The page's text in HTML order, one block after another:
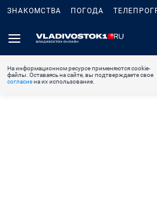
ЗНАКОМСТВА ПОГОДА
На информационном ресурсе применяются cookie-
файлы. Оставаясь на сайте, вы подтверждаете свое
согласиена их использование.